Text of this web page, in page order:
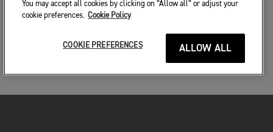
You may accept all cookies by clicking on “Allow all” or adjust your
cookie preferences. Cookie Policy
ALLOW ALL
COOKIE PREFERENCES